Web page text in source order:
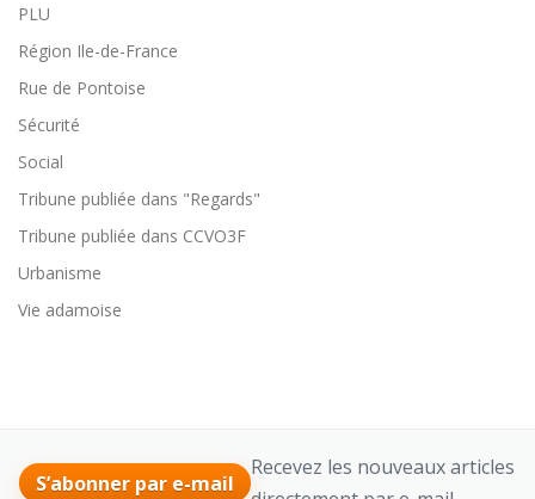
PLU
Région Ile-de-France
Rue de Pontoise
Sécurité
Social
Tribune publiée dans "Regards"
Tribune publiée dans CCVO3F
Urbanisme
Vie adamoise
S’abonner par e-mail
Recevez les nouveaux articles